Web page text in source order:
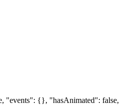
"events": {}, "hasAnimated": false,